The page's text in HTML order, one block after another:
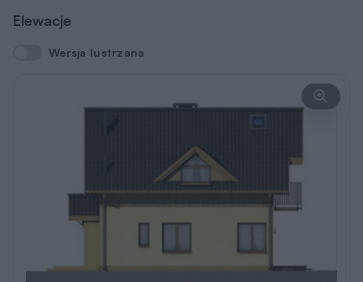
Elewacje
Wersja lustrzana
Wersja lustrzana